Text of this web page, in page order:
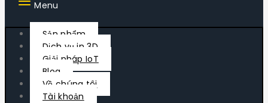
Menu
Sản phẩm
Dịch vụ in 3D
Giải pháp IoT
Blog
Về chúng tôi
Tài khoản